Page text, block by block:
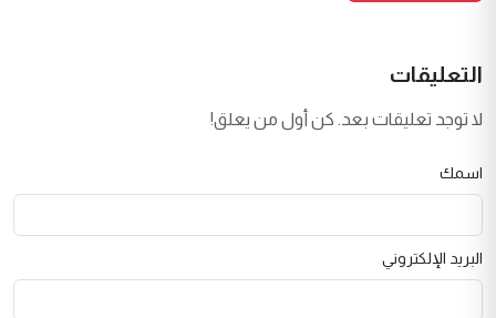
التعليقات
لا توجد تعليقات بعد. كن أول من يعلق!
اسمك
البريد الإلكتروني